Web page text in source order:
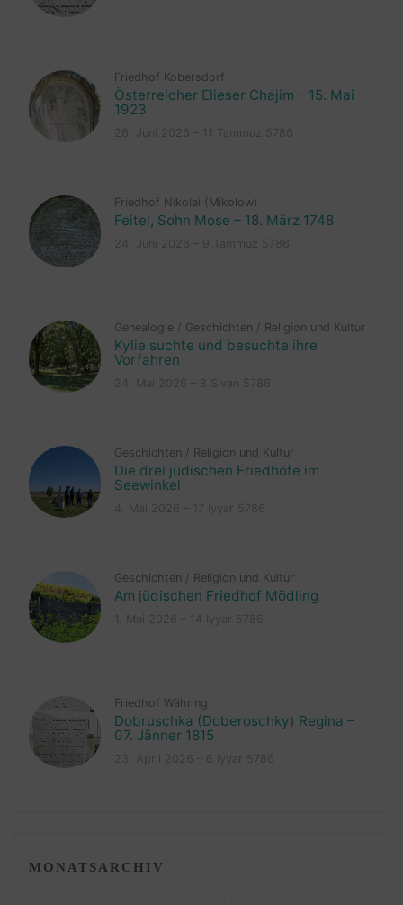
Friedhof Kobersdorf
Österreicher Elieser Chajim – 15. Mai
1923
Friedhof Nikolai (Mikolow)
Feitel, Sohn Mose – 18. März 1748
Genealogie / Geschichten / Religion und Kultur
Kylie suchte und besuchte ihre
Vorfahren
Geschichten / Religion und Kultur
Die drei jüdischen Friedhöfe im
Seewinkel
Geschichten / Religion und Kultur
Am jüdischen Friedhof Mödling
Friedhof Währing
Dobruschka (Doberoschky) Regina –
07. Jänner 1815
MONATSARCHIV